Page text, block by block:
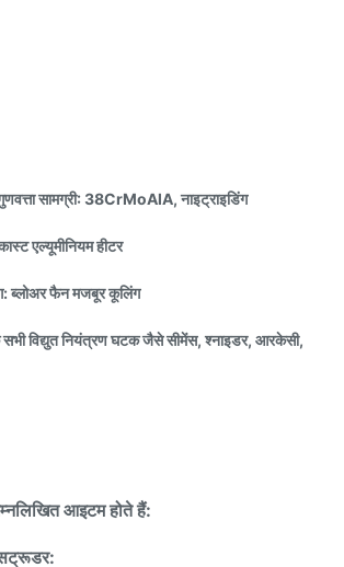
सामग्री: 38CrMoAlA, नाइट्राइडिंग
एल्यूमीनियम हीटर
फैन मजबूर कूलिंग
सभी विद्युत नियंत्रण घटक जैसे सीमेंस, श्नाइडर, आरकेसी,
आइटम होते हैं: